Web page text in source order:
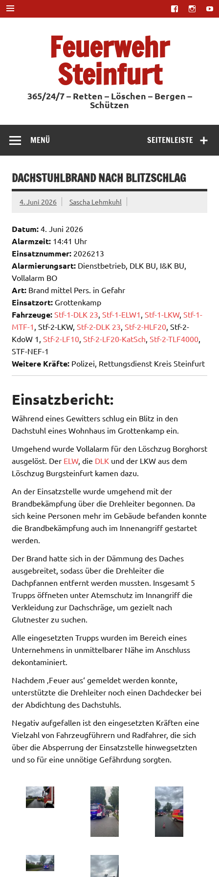
Zum
Inhalt
springen
Feuerwehr
Steinfurt
365/24/7 – Retten – Löschen – Bergen –
Schützen
SEITENLEISTE
MENÜ
DACHSTUHLBRAND NACH BLITZSCHLAG
4. Juni 2026 Sascha Lehmkuhl
Datum: 4. Juni 2026
Alarmzeit: 14:41 Uhr
Einsatznummer: 2026213
Alarmierungsart: Dienstbetrieb, DLK BU, I&K BU,
Vollalarm BO
Art: Brand mittel Pers. in Gefahr
Einsatzort: Grottenkamp
Fahrzeuge: Stf-1-DLK 23 Stf-1-ELW1 Stf-1-LKW, Stf-1-
MTF-1 , Stf-2-LKW, Stf-2-DLK 23 Stf-2-HLF20 , Stf-2-
KdoW 1, Stf-2-LF10 Stf-2-LF20-KatSch Stf-2-TLF4000
STF-NEF-1
Weitere Kräfte: Polizei, Rettungsdienst Kreis Steinfurt
Einsatzbericht:
Während eines Gewitters schlug ein Blitz in den
Dachstuhl eines Wohnhaus im Grottenkamp ein.
Umgehend wurde Vollalarm für den Löschzug Borghorst
ausgelöst. Der ELW, die DLK und der LKW aus dem
Löschzug Burgsteinfurt kamen dazu.
An der Einsatzstelle wurde umgehend mit der
Brandbekämpfung über die Drehleiter begonnen. Da
sich keine Personen mehr im Gebäude befanden konnte
die Brandbekämpfung auch im Innenangriff gestartet
werden.
Der Brand hatte sich in der Dämmung des Daches
ausgebreitet, sodass über die Drehleiter die
Dachpfannen entfernt werden mussten. Insgesamt 5
Trupps öffneten unter Atemschutz im Innangriff die
Verkleidung zur Dachschräge, um gezielt nach
Glutnester zu suchen.
Alle eingesetzten Trupps wurden im Bereich eines
Unternehmens in unmittelbarer Nähe im Anschluss
dekontaminiert.
Nachdem ‚Feuer aus‘ gemeldet werden konnte,
unterstützte die Drehleiter noch einen Dachdecker bei
der Abdichtung des Dachstuhls.
Negativ aufgefallen ist den eingesetzten Kräften eine
Vielzahl von Fahrzeugführern und Radfahrer, die sich
über die Absperrung der Einsatzstelle hinwegsetzten
und so für eine unnötige Gefährdung sorgten.